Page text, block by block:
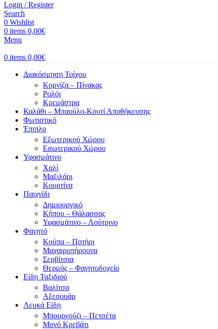
Login / Register
Search
0 Wishlist
0 items 0,00€
Menu
0 items 0,00€
Διακόσμηση Τοίχου
Κορνίζα – Πίνακας
Ρολόι
Κρεμάστρα
Καλάθι – Μπαούλο-Κουτί Αποθήκευσης
Φωτιστικό
Έπιπλο
Εξωτερικού Χώρου
Εσωτερικού Χώρου
Υφασμάτινο
Χαλί
Μαξιλάρι
Κουρτίνα
Παιχνίδι
Δημιουργικό
Κήπου – Θάλασσας
Υφασμάτινο – Λούτρινο
Φαγητό
Κούπα – Ποτήρι
Μαχαιροπήρουνα
Σερβίτσια
Θερμός – Φαγητοδοχείο
Είδη Ταξιδιού
Βαλίτσα
Αξεσουάρ
Λευκά Είδη
Μπουρνούζι – Πετσέτα
Μονό Κρεβάτι